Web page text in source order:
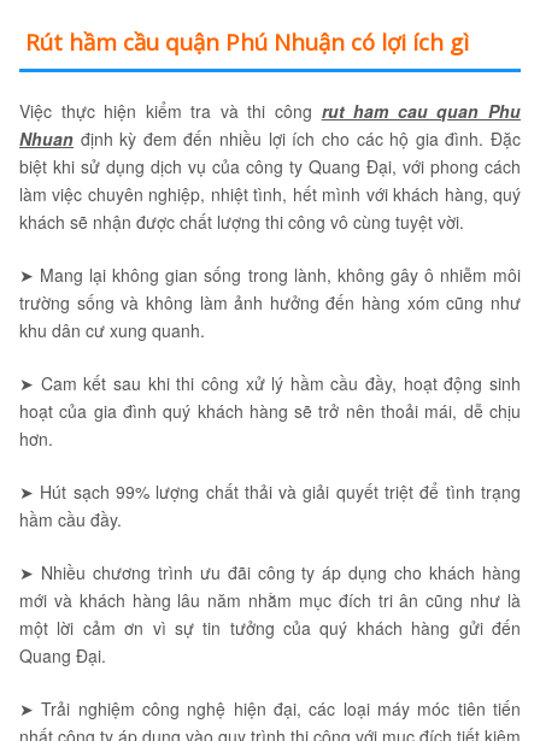
Rút hầm cầu quận Phú Nhuận có lợi ích gì
Việc thực hiện kiểm tra và thi công rut ham cau quan Phu
Nhuan định kỳ đem đến nhiều lợi ích cho các hộ gia đình. Đặc
biệt khi sử dụng dịch vụ của công ty Quang Đại, với phong cách
làm việc chuyên nghiệp, nhiệt tình, hết mình với khách hàng, quý
khách sẽ nhận được chất lượng thi công vô cùng tuyệt vời.
➤ Mang lại không gian sống trong lành, không gây ô nhiễm môi
trường sống và không làm ảnh hưởng đến hàng xóm cũng như
khu dân cư xung quanh.
➤ Cam kết sau khi thi công xử lý hầm cầu đầy, hoạt động sinh
hoạt của gia đình quý khách hàng sẽ trở nên thoải mái, dễ chịu
hơn.
➤ Hút sạch 99% lượng chất thải và giải quyết triệt để tình trạng
hầm cầu đầy.
➤ Nhiều chương trình ưu đãi công ty áp dụng cho khách hàng
mới và khách hàng lâu năm nhằm mục đích tri ân cũng như là
một lời cảm ơn vì sự tin tưởng của quý khách hàng gửi đến
Quang Đại.
➤ Trải nghiệm công nghệ hiện đại, các loại máy móc tiên tiến
nhất công ty áp dụng vào quy trình thi công với mục đích tiết kiệm